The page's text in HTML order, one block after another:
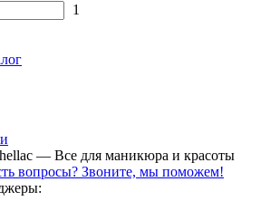
1
— Все для маникюра и красоты
вопросы? Звоните, мы поможем!